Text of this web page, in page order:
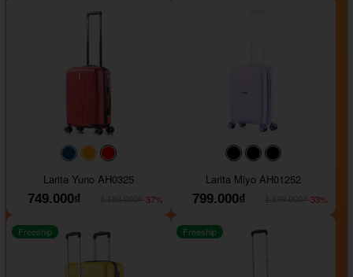
#093f69#ffa500
Larita Yuno AH0325
749.000₫
-37%
#000000#000000
Larita Miyo AH01252
799.000₫
-33%
Freeship Freeship